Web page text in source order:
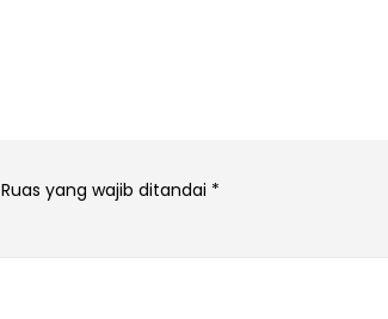
Ruas yang wajib ditandai *